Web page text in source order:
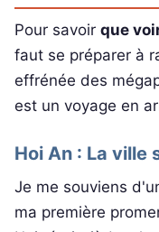
Pour savoir que
faut se préparer à
effrénée des
est un voyage en
Hoi An : La ville
Je me souviens
ma première